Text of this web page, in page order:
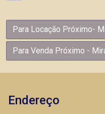
Para Locação Próximo-
Para Venda Próximo -
Endereço